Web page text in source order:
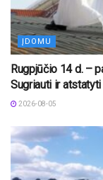
ĮDOMU
Rugpjūčio 14 d. –
Sugriauti ir atstatyti
2026-08-05